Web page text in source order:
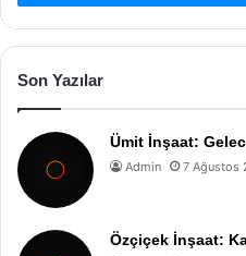
Son Yazılar
Ümit İnşaat:
Admin 7 Ağustos
Özçiçek İnşaat: